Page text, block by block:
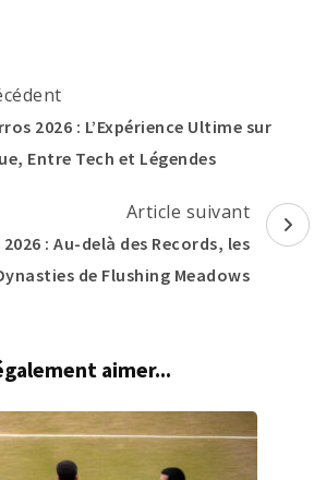
2026 : L’Expérience Ultime sur
Entre Tech et Légendes
Article suivant
2026 : Au-delà des Records, les
de Flushing Meadows
aimer...